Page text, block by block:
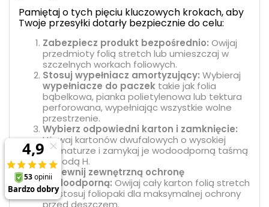
Pamiętaj o tych pięciu kluczowych krokach, aby
Twoje przesyłki dotarły bezpiecznie do celu:
Zabezpiecz produkt bezpośrednio: Owijaj
przedmioty folią stretch lub umieszczaj w
szczelnych workach foliowych.
Stosuj wypełniacz amortyzujący: Wybieraj
wypełniacze do paczek takie jak folia
bąbelkowa, pianka polietylenowa lub tektura
perforowana, wypełniając wszystkie wolne
przestrzenie.
Wybierz odpowiedni karton i zamknięcie:
Używaj kartonów dwufalowych o wysokiej
gramaturze i zamykaj je wodoodporną taśmą
metodą H.
Zapewnij zewnętrzną ochronę
wodoodporną: Owijaj cały karton folią stretch
lub stosuj foliopaki dla maksymalnej ochrony
przed deszczem.